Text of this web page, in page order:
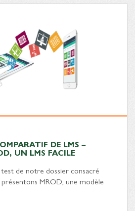
DE LMS –
UN LMS FACILE
de notre dossier consacré
présentons MROD, une modèle